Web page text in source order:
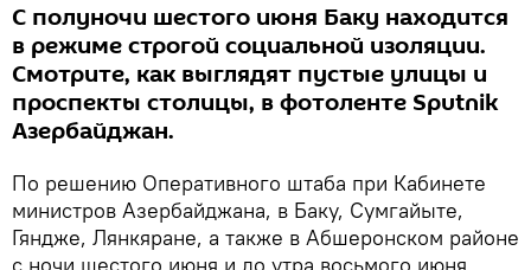
С полуночи шестого июня Баку находится
в режиме строгой социальной изоляции.
Смотрите, как выглядят пустые улицы и
проспекты столицы, в фотоленте Sputnik
Азербайджан.
По решению Оперативного штаба при Кабинете
министров Азербайджана, в Баку, Сумгайыте,
Гяндже, Лянкяране, а также в Абшеронском районе